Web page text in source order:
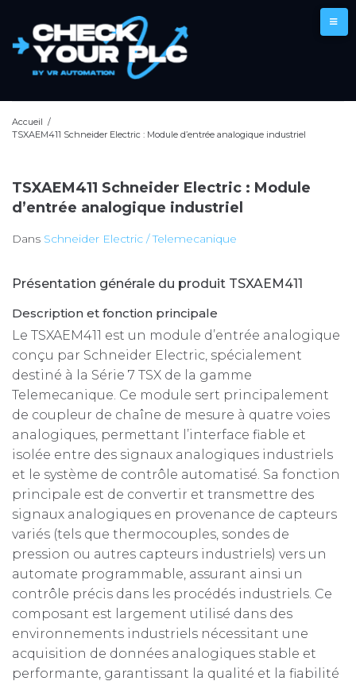
contenu
Accueil /
TSXAEM411 Schneider Electric : Module d’entrée analogique industriel
TSXAEM411 Schneider Electric : Module
d’entrée analogique industriel
Dans Schneider Electric / Telemecanique
Présentation générale du produit TSXAEM411
Description et fonction principale
Le TSXAEM411 est un module d’entrée analogique
conçu par Schneider Electric, spécialement
destiné à la Série 7 TSX de la gamme
Telemecanique. Ce module sert principalement
de coupleur de chaîne de mesure à quatre voies
analogiques, permettant l’interface fiable et
isolée entre des signaux analogiques industriels
et le système de contrôle automatisé. Sa fonction
principale est de convertir et transmettre des
signaux analogiques en provenance de capteurs
variés (tels que thermocouples, sondes de
pression ou autres capteurs industriels) vers un
automate programmable, assurant ainsi un
contrôle précis dans les procédés industriels. Ce
composant est largement utilisé dans des
environnements industriels nécessitant une
acquisition de données analogiques stable et
performante, garantissant la qualité et la fiabilité